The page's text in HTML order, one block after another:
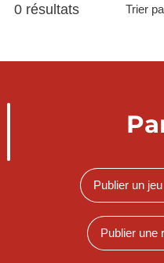
0 résultats Trier
Publier un
Publier une